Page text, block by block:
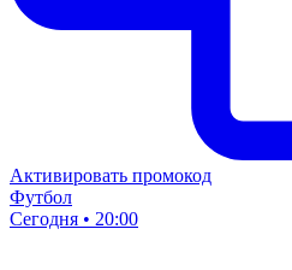
Активировать промокод
Футбол
Сегодня • 20:00